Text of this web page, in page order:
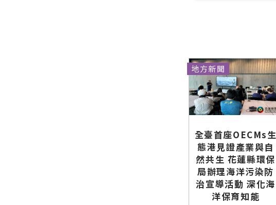
全臺首座OECMs生
態港見證產業與自
然共生 花蓮縣環保
局辦理海洋污染防
治宣導活動 深化海
洋保育知能
地方新聞